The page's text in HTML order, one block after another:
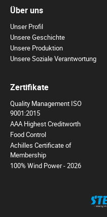
Über uns
Unser Profil
Unsere Geschichte
Unsere Produktion
Unsere Soziale Verantwortung
Zertifikate
Quality Management ISO
9001:2015
AAA Highest Creditworth
Food Control
Achilles Certificate of
Membership
100% Wind Power - 2026